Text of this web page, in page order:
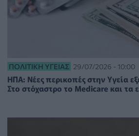
ΠΟΛΙΤΙΚΉ ΥΓΕΊΑΣ 29/07/2026 - 10:00
ΗΠΑ: Νέες περικοπές στην Υγεία
Στο στόχαστρο το Medicare και τα